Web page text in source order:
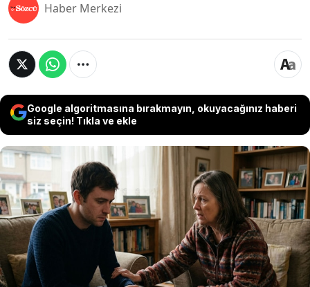
Haber Merkezi
Google algoritmasına bırakmayın, okuyacağınız haberi
siz seçin! Tıkla ve ekle
Psikologlar, manipülatif ebeveynlerin
çocuklarını kontrol altında tutmak ve
suçluluk psikolojisi yaratmak için sıklıkla
başvurduğu 4 temel davranışı açıkladı.